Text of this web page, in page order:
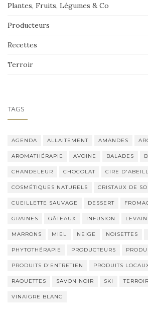
Plantes, Fruits, Légumes & Co
Producteurs
Recettes
Terroir
TAGS
AGENDA ALLAITEMENT AMANDES
AROMATHÉRAPIE AVOINE BALADES
CHANDELEUR CHOCOLAT CIRE
COSMÉTIQUES NATURELS CRISTAUX DE
CUEILLETTE SAUVAGE DESSERT
GRAINES GÂTEAUX INFUSION LEVAIN
MARRONS MIEL NEIGE NOISETTES
PHYTOTHÉRAPIE PRODUCTEURS
PRODUITS D'ENTRETIEN PRODUITS
RAQUETTES SAVON NOIR SKI TERROIR
VINAIGRE BLANC